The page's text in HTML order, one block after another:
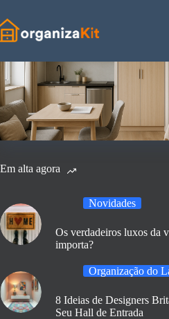
para
o
conteúdo
Em alta agora
Novidades
Os verdadeiros luxos da
importa?
Organização do
8 Ideias de Designers
Seu Hall de Entrada